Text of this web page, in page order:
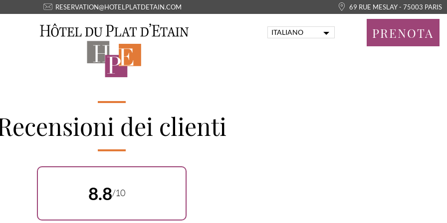
RESERVATION@HOTELPLATDETAIN.COM 69 RUE MESLAY - 75003 PARIS
ITALIANO
PRENOTA
dei clienti
8.8/10